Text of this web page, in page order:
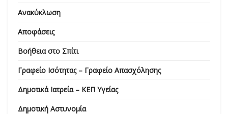
Ανακύκλωση
Αποφάσεις
Βοήθεια στο Σπίτι
Γραφείο Ισότητας – Γραφείο Απασχόλησης
Δημοτικά Ιατρεία – ΚΕΠ Υγείας
Δημοτική Αστυνομία